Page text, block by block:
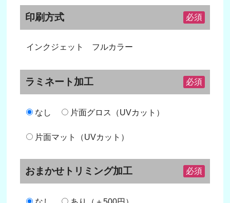
印刷方式 必須
インクジェット フルカラー
ラミネート加工 必須
なし 片面グロス（UVカット）
片面マット（UVカット）
おまかせトリミング加工 必須